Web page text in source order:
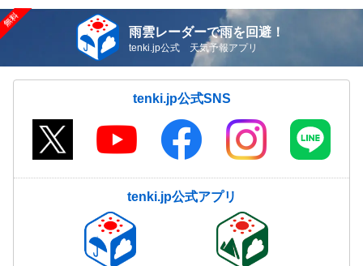
雨雲レーダーで雨を回避！
tenki.jp公式 天気予報アプリ
tenki.jp公式SNS
tenki.jp公式アプリ